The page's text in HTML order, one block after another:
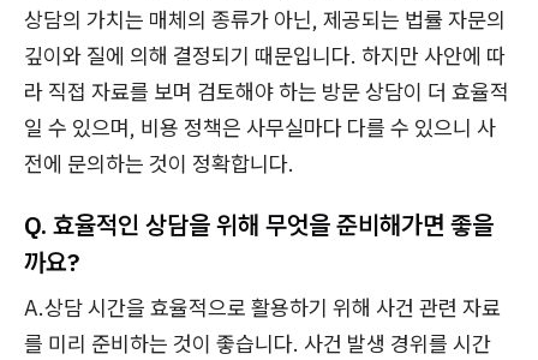
상담의 가치는 매체의 종류가 아닌, 제공되는 법률 자문의
깊이와 질에 의해 결정되기 때문입니다. 하지만 사안에 따
라 직접 자료를 보며 검토해야 하는 방문 상담이 더 효율적
일 수 있으며, 비용 정책은 사무실마다 다를 수 있으니 사
전에 문의하는 것이 정확합니다.
Q. 효율적인 상담을 위해 무엇을 준비해가면 좋을
까요?
A.상담 시간을 효율적으로 활용하기 위해 사건 관련 자료
를 미리 준비하는 것이 좋습니다. 사건 발생 경위를 시간